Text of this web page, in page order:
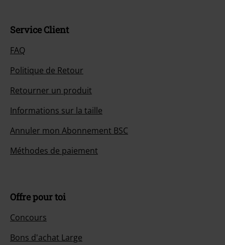
Service Client
FAQ
Politique de Retour
Retourner un produit
Informations sur la taille
Annuler mon Abonnement BSC
Méthodes de paiement
Offre pour toi
Concours
Bons d'achat Large